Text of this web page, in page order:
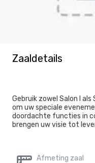
Zaaldetails
Gebruik zowel Salon I
om uw speciale
doordachte functies in
brengen uw visie tot
Afmeting zaal